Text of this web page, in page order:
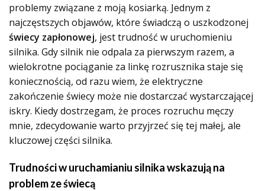
problemy związane z moją kosiarką. Jednym z
najczęstszych objawów, które świadczą o uszkodzonej
świecy zapłonowej, jest trudność w uruchomieniu
silnika. Gdy silnik nie odpala za pierwszym razem, a
wielokrotne pociąganie za linkę rozrusznika staje się
koniecznością, od razu wiem, że elektryczne
zakończenie świecy może nie dostarczać wystarczającej
iskry. Kiedy dostrzegam, że proces rozruchu męczy
mnie, zdecydowanie warto przyjrzeć się tej małej, ale
kluczowej części silnika.
Trudności w uruchamianiu silnika wskazują na
problem ze świecą